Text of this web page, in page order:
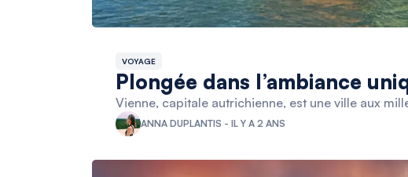
VOYAGE
Plongée dans l’ambiance
Vienne, capitale autrichienne, est une ville aux
ANNA DUPLANTIS - IL Y A 2 ANS